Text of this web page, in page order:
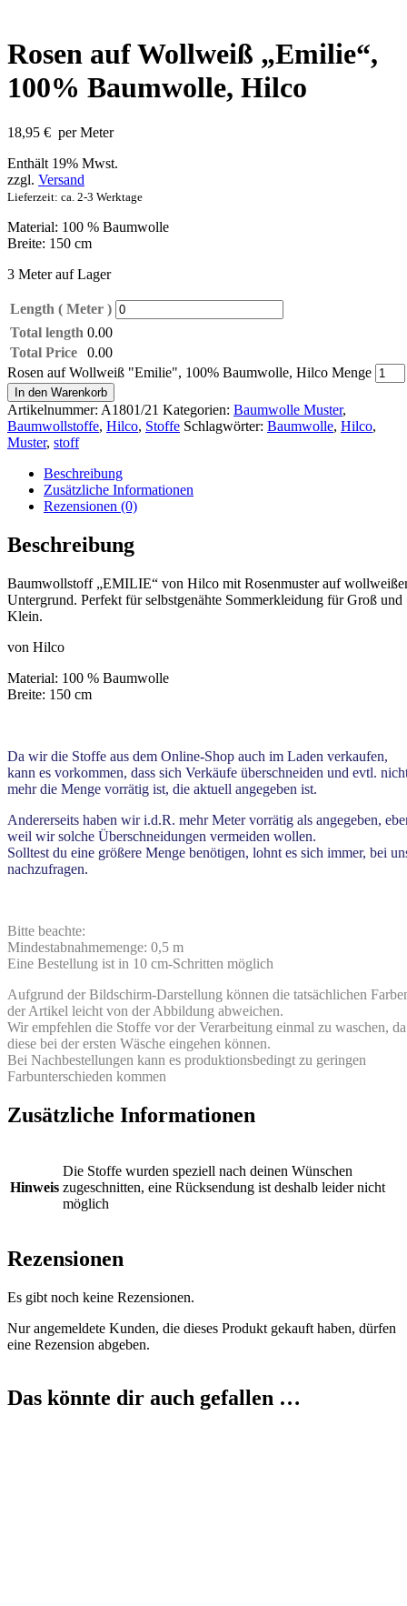
Rosen auf Wollweiß „Emilie“,
100% Baumwolle, Hilco
18,95 € per Meter
Enthält 19% Mwst.
zzgl. Versand
Lieferzeit: ca. 2-3 Werktage
Material: 100 % Baumwolle
Breite: 150 cm
3 Meter auf Lager
Length ( Meter )
Total length 0.00
Total Price
0.00
Rosen auf Wollweiß "Emilie", 100% Baumwolle, Hilco Menge
In den Warenkorb
Artikelnummer: A1801/21 Kategorien: Baumwolle Muster,
Baumwollstoffe, Hilco, Stoffe Schlagwörter: Baumwolle, Hilco,
Muster, stoff
Beschreibung
Zusätzliche Informationen
Rezensionen (0)
Beschreibung
Baumwollstoff „EMILIE“ von Hilco mit Rosenmuster auf
Untergrund. Perfekt für selbstgenähte Sommerkleidung für Groß und
Klein.
von Hilco
Material: 100 % Baumwolle
Breite: 150 cm
Da wir die Stoffe aus dem Online-Shop auch im Laden verkaufen,
kann es vorkommen, dass sich Verkäufe überschneiden und evtl.
mehr die Menge vorrätig ist, die aktuell angegeben ist.
Andererseits haben wir i.d.R. mehr Meter vorrätig als angegeben,
weil wir solche Überschneidungen vermeiden wollen.
Solltest du eine größere Menge benötigen, lohnt es sich immer, bei
nachzufragen.
Bitte beachte:
Mindestabnahmemenge: 0,5 m
Eine Bestellung ist in 10 cm-Schritten möglich
Aufgrund der Bildschirm-Darstellung können die tatsächlichen
der Artikel leicht von der Abbildung abweichen.
Wir empfehlen die Stoffe vor der Verarbeitung einmal zu waschen, da
diese bei der ersten Wäsche eingehen können.
Bei Nachbestellungen kann es produktionsbedingt zu geringen
Farbunterschieden kommen
Zusätzliche Informationen
Hinweis
Die Stoffe wurden speziell nach deinen Wünschen
zugeschnitten, eine Rücksendung ist deshalb leider nicht
möglich
Rezensionen
Es gibt noch keine Rezensionen.
Nur angemeldete Kunden, die dieses Produkt gekauft haben, dürfen
eine Rezension abgeben.
Das könnte dir auch gefallen …